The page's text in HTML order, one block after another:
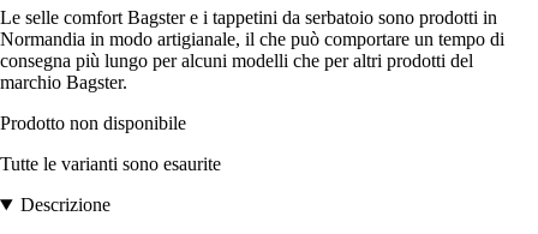
Le selle comfort Bagster e i tappetini da serbatoio sono prodotti in
Normandia in modo artigianale, il che può comportare un tempo di
consegna più lungo per alcuni modelli che per altri prodotti del
marchio Bagster.
Prodotto non disponibile
Tutte le varianti sono esaurite
Descrizione